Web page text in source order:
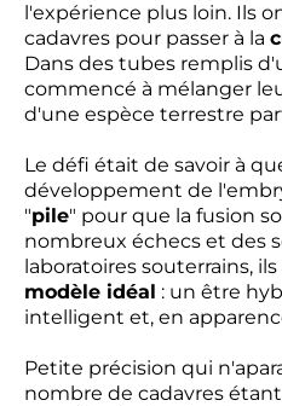
l'expérience plus loin. Ils
cadavres pour passer à la
Dans des tubes remplis
commencé à mélanger
d'une espèce terrestre
Le défi était de savoir à
développement de
"pile" pour que la fusion
nombreux échecs et des
laboratoires souterrains,
modèle idéal : un être
intelligent et, en
Petite précision qui
nombre de cadavres